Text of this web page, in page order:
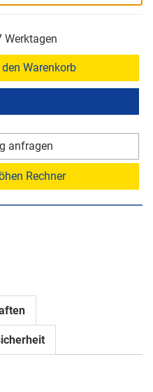
Werktagen
den Warenkorb
anfragen
Rechner